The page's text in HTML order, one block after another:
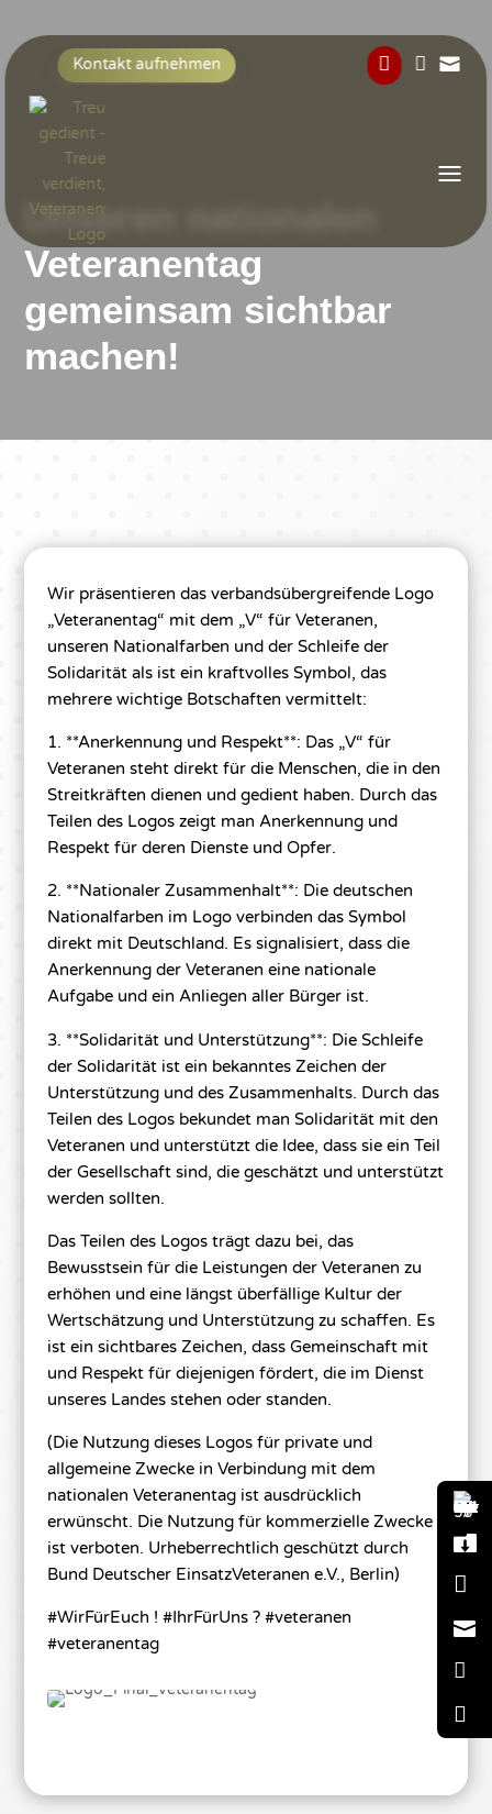
Kontakt aufnehmen   
Unseren nationalen
Veteranentag
gemeinsam sichtbar
machen!
Wir präsentieren das verbandsübergreifende Logo
„Veteranentag“ mit dem „V“ für Veteranen,
unseren Nationalfarben und der Schleife der
Solidarität als ist ein kraftvolles Symbol, das
mehrere wichtige Botschaften vermittelt:
1. **Anerkennung und Respekt**: Das „V“ für
Veteranen steht direkt für die Menschen, die in den
Streitkräften dienen und gedient haben. Durch das
Teilen des Logos zeigt man Anerkennung und
Respekt für deren Dienste und Opfer.
2. **Nationaler Zusammenhalt**: Die deutschen
Nationalfarben im Logo verbinden das Symbol
direkt mit Deutschland. Es signalisiert, dass die
Anerkennung der Veteranen eine nationale
Aufgabe und ein Anliegen aller Bürger ist.
3. **Solidarität und Unterstützung**: Die Schleife
der Solidarität ist ein bekanntes Zeichen der
Unterstützung und des Zusammenhalts. Durch das
Teilen des Logos bekundet man Solidarität mit den
Veteranen und unterstützt die Idee, dass sie ein Teil
der Gesellschaft sind, die geschätzt und unterstützt
werden sollten.
Das Teilen des Logos trägt dazu bei, das
Bewusstsein für die Leistungen der Veteranen zu
erhöhen und eine längst überfällige Kultur der
Wertschätzung und Unterstützung zu schaffen. Es
ist ein sichtbares Zeichen, dass Gemeinschaft mit
und Respekt für diejenigen fördert, die im Dienst
unseres Landes stehen oder standen.
(Die Nutzung dieses Logos für private und
allgemeine Zwecke in Verbindung mit dem
nationalen Veteranentag ist ausdrücklich
erwünscht. Die Nutzung für kommerzielle Zwecke
ist verboten. Urheberrechtlich geschützt durch
Bund Deutscher EinsatzVeteranen e.V., Berlin)
#WirFürEuch ! #IhrFürUns ? #veteranen
#veteranentag




